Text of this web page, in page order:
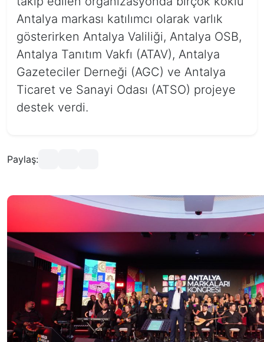
Antalya markası katılımcı olarak varlık
gösterirken Antalya Valiliği, Antalya OSB,
Antalya Tanıtım Vakfı (ATAV), Antalya
Gazeteciler Derneği (AGC) ve Antalya
Ticaret ve Sanayi Odası (ATSO) projeye
destek verdi.
Paylaş: